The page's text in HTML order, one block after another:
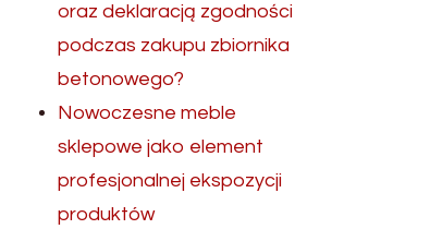
oraz deklaracją zgodności
podczas zakupu zbiornika
betonowego?
Nowoczesne meble
sklepowe jako element
profesjonalnej ekspozycji
produktów